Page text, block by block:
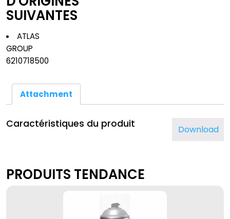
SUIVANTES
ATLAS
GROUP
6210718500
Attachment
Caractéristiques du produit Download
PRODUITS TENDANCE